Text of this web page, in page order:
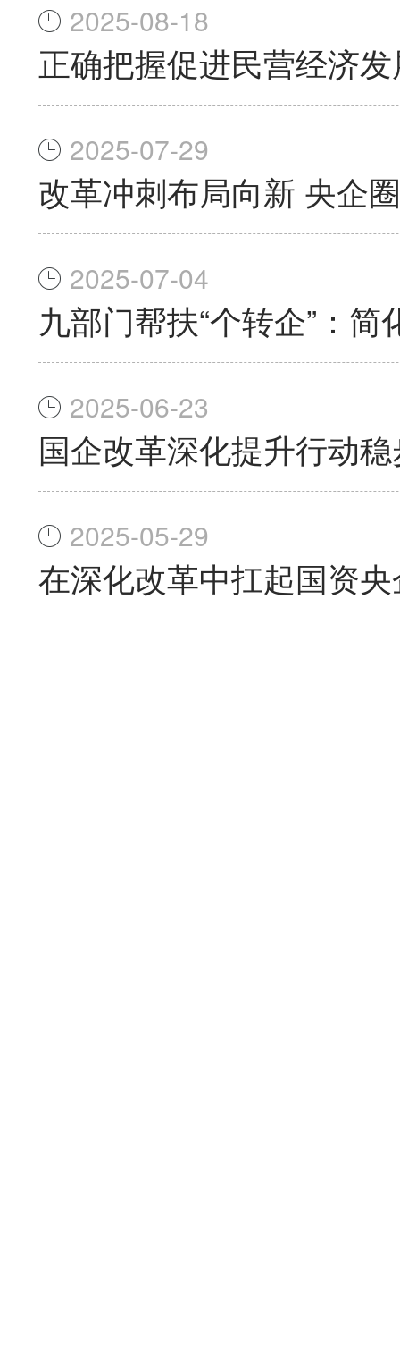
2025-08-18
正确把握促进民营经济
2025-07-29
改革冲刺布局向新 央企
2025-07-04
九部门帮扶“个转企”：
2025-06-23
国企改革深化提升行动
2025-05-29
在深化改革中扛起国资